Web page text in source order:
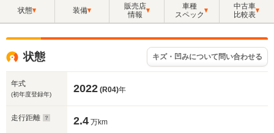
状態 装備
販売店
情報
車種
スペック
中古車
比較表
状態 キズ・凹みについて問い合わせる
年式
(初年度登録年) 2022 (R04)年
走行距離 2.4 万km